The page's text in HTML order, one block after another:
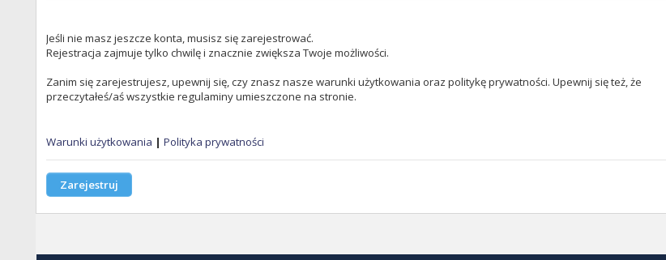
Jeśli nie masz jeszcze konta, musisz się zarejestrować.
Rejestracja zajmuje tylko chwilę i znacznie zwiększa Twoje możliwości.
Zanim się zarejestrujesz, upewnij się, czy znasz nasze warunki użytkowania oraz politykę prywatności. Upewnij się też, że
przeczytałeś/aś wszystkie regulaminy umieszczone na stronie.
Warunki użytkowania | Polityka prywatności
Zarejestruj